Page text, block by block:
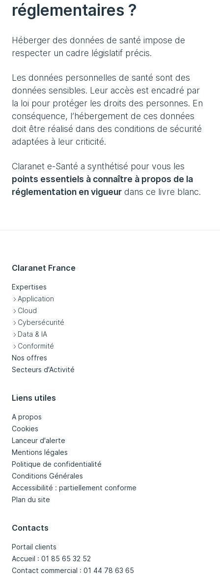
réglementaires ?
Héberger des données de santé impose de
respecter un cadre législatif précis.
Les données personnelles de santé sont des
données sensibles. Leur accès est encadré par
la loi pour protéger les droits des personnes. En
conséquence, l’hébergement de ces données
doit être réalisé dans des conditions de sécurité
adaptées à leur criticité.
Claranet e-Santé a synthétisé pour vous les
points essentiels à connaître à propos de la
réglementation en vigueur dans ce livre blanc.
Claranet France
Expertises
Application
Cloud
Cybersécurité
Data & IA
Conformité
Nos offres
Secteurs d'Activité
Liens utiles
A propos
Cookies
Lanceur d'alerte
Mentions légales
Politique de confidentialité
Conditions Générales
Accessibilité : partiellement conforme
Plan du site
Contacts
Portail clients
Accueil : 01 85 65 32 52
Contact commercial : 01 44 78 63 65